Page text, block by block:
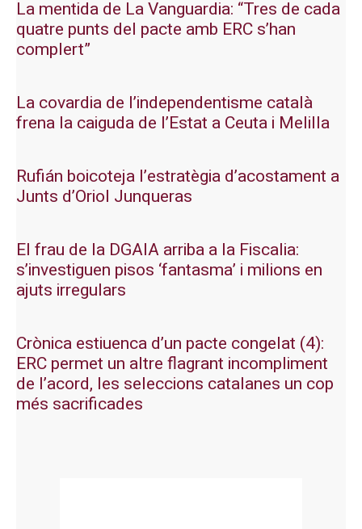
La mentida de La Vanguardia: “Tres de cada
quatre punts del pacte amb ERC s’han
complert”
La covardia de l’independentisme català
frena la caiguda de l’Estat a Ceuta i Melilla
Rufián boicoteja l’estratègia d’acostament a
Junts d’Oriol Junqueras
El frau de la DGAIA arriba a la Fiscalia:
s’investiguen pisos ‘fantasma’ i milions en
ajuts irregulars
Crònica estiuenca d’un pacte congelat (4):
ERC permet un altre flagrant incompliment
de l’acord, les seleccions catalanes un cop
més sacrificades